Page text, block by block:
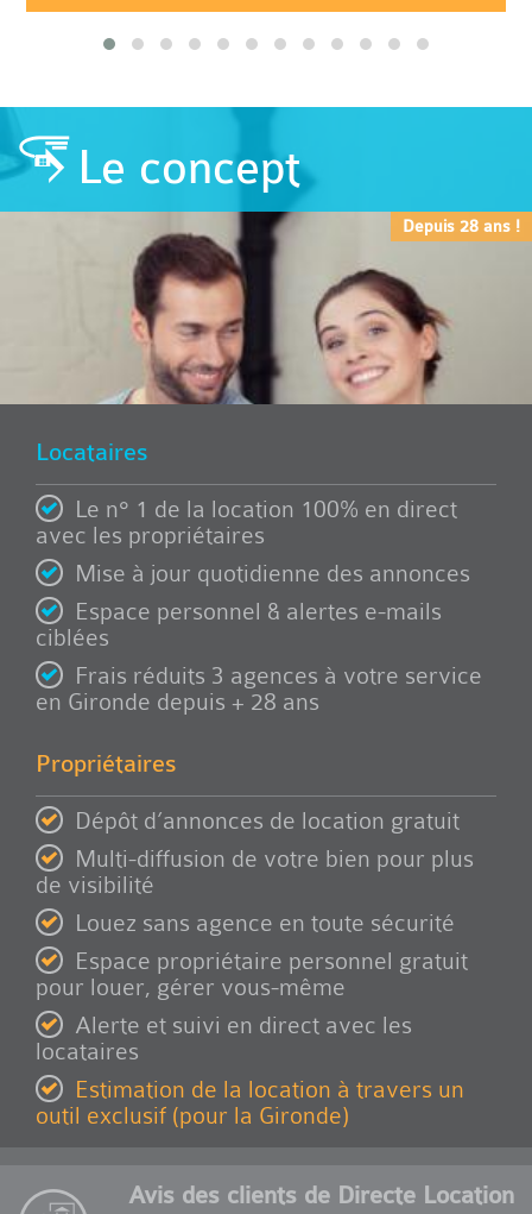
Le concept
Depuis 28 ans !
Locataires
Le n° 1 de la location 100% en direct
avec les propriétaires
Mise à jour quotidienne des annonces
Espace personnel & alertes e-mails
ciblées
Frais réduits 3 agences à votre service
en Gironde depuis + 28 ans
Propriétaires
Dépôt d’annonces de location gratuit
Multi-diffusion de votre bien pour plus
de visibilité
Louez sans agence en toute sécurité
Espace propriétaire personnel gratuit
pour louer, gérer vous-même
Alerte et suivi en direct avec les
locataires
Estimation de la location à travers un
outil exclusif (pour la Gironde)
Avis des clients de Directe Location